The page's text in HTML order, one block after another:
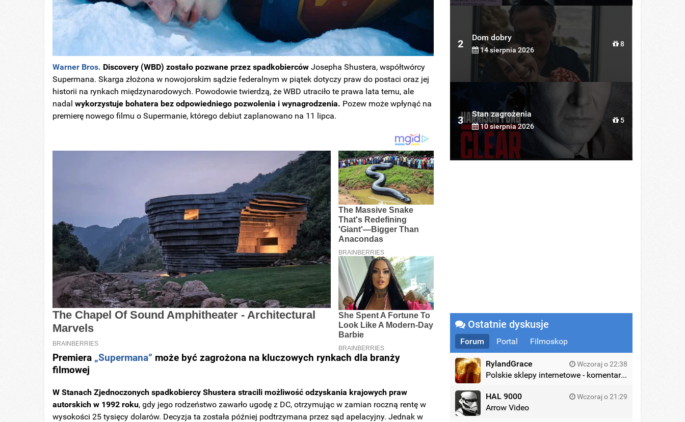
Warner Bros. Discovery (WBD) zostało pozwane przez spadkobierców Josepha Shustera, współtwórcy
Supermana. Skarga złożona w nowojorskim sądzie federalnym w piątek dotyczy praw do postaci oraz jej
historii na rynkach międzynarodowych. Powodowie twierdzą, że WBD utraciło te prawa lata temu, ale
nadalwykorzystuje bohatera bez odpowiedniego pozwolenia i wynagrodzenia. Pozew może wpłynąć na
premierę nowego filmu o Supermanie, którego debiut zaplanowano na 11 lipca.
Premiera „Supermana” może być zagrożona na kluczowych rynkach dla branży
filmowej
W Stanach Zjednoczonych spadkobiercy Shustera stracili możliwość odzyskania krajowych praw
autorskich w 1992 roku, gdy jego rodzeństwo zawarło ugodę z DC, otrzymując w zamian roczną rentę w
wysokości 25 tysięcy dolarów. Decyzja ta została później podtrzymana przez sąd apelacyjny. Jednak w
2
Dom dobry
14 sierpnia 2026
8
3
Stan zagrożenia
10 sierpnia 2026
5
Ostatnie dyskusje
Forum Portal Filmoskop
RylandGrace Wczoraj o 22:38
Polskie sklepy internetowe - komentarze
HAL 9000 Wczoraj o 21:29
Arrow Video